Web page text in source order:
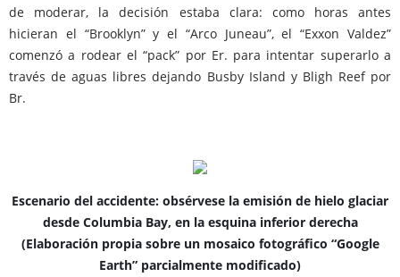
de moderar, la decisión estaba clara: como horas antes
hicieran el “Brooklyn” y el “Arco Juneau”, el “Exxon Valdez”
comenzó a rodear el “pack” por Er. para intentar superarlo a
través de aguas libres dejando Busby Island y Bligh Reef por
Br.
Escenario del accidente: obsérvese la emisión de hielo glaciar
desde Columbia Bay, en la esquina inferior derecha
(Elaboración propia sobre un mosaico fotográfico “Google
Earth” parcialmente modificado)